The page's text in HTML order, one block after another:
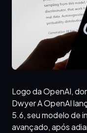
Logo da OpenAI,
Dwyer A OpenAI
5.6, seu modelo de
avançado, após